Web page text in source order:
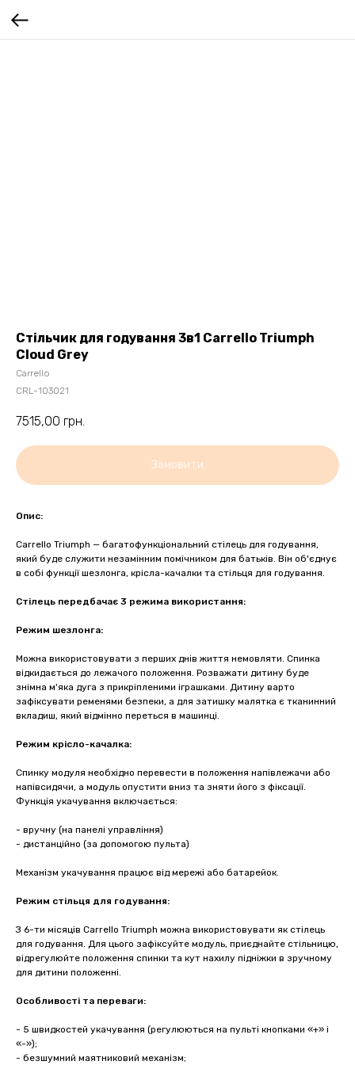
Стільчик для годування 3в1 Carrello Triumph
Cloud Grey
Carrello
CRL-103021
7515,00 грн.
Замовити
Опис:
Carrello Triumph — багатофункціональний стілець для годування,
який буде служити незамінним помічником для батьків. Він об'єднує
в собі функції шезлонга, крісла-качалки та стільця для годування.
Стілець передбачає 3 режима використання:
Режим шезлонга:
Можна використовувати з перших днів життя немовляти. Спинка
відкидається до лежачого положення. Розважати дитину буде
знімна м'яка дуга з прикріпленими іграшками. Дитину варто
зафіксувати ременями безпеки, а для затишку малятка є тканинний
вкладиш, який відмінно переться в машинці.
Режим крісло-качалка:
Спинку модуля необхідно перевести в положення напівлежачи або
напівсидячи, а модуль опустити вниз та зняти його з фіксації.
Функція укачування включається:
- вручну (на панелі управління)
- дистанційно (за допомогою пульта)
Механізм укачування працює від мережі або батарейок.
Режим стільця для годування:
З 6-ти місяців Carrello Triumph можна використовувати як стілець
для годування. Для цього зафіксуйте модуль, приєднайте стільницю,
відрегулюйте положення спинки та кут нахилу підніжки в зручному
для дитини положенні.
Особливості та переваги:
- 5 швидкостей укачування (регулюються на пульті кнопками «+» і
«-»);
- безшумний маятниковий механізм;